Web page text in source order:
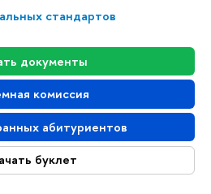
стандартов
документы
комиссия
абитуриентов
буклет